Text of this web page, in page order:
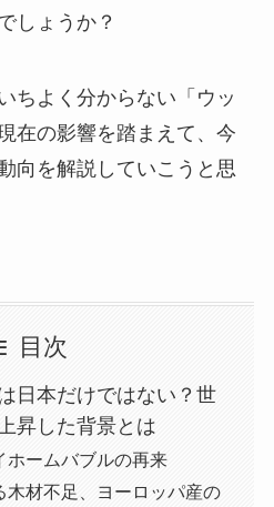
しょうか？
ちよく分からない「ウッ
在の影響を踏まえて、今
向を解説していこうと思
目次
日本だけではない？世
昇した背景とは
ホームバブルの再来
木材不足、ヨーロッパ産の